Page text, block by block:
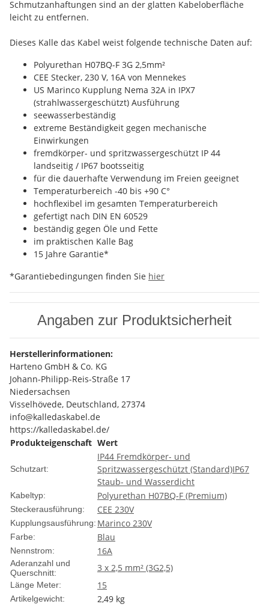
Schmutzanhaftungen sind an der glatten Kabeloberfläche
leicht zu entfernen.
Dieses Kalle das Kabel weist folgende technische Daten auf:
Polyurethan H07BQ-F 3G 2,5mm²
CEE Stecker, 230 V, 16A von Mennekes
US Marinco Kupplung Nema 32A in IPX7
(strahlwassergeschützt) Ausführung
seewasserbeständig
extreme Beständigkeit gegen mechanische
Einwirkungen
fremdkörper- und spritzwassergeschützt IP 44
landseitig / IP67 bootsseitig
für die dauerhafte Verwendung im Freien geeignet
Temperaturbereich -40 bis +90 C°
hochflexibel im gesamten Temperaturbereich
gefertigt nach DIN EN 60529
beständig gegen Öle und Fette
im praktischen Kalle Bag
15 Jahre Garantie*
*Garantiebedingungen finden Sie hier
Angaben zur Produktsicherheit
Herstellerinformationen:
Harteno GmbH & Co. KG
Johann-Philipp-Reis-Straße 17
Niedersachsen
Visselhövede, Deutschland, 27374
info@kalledaskabel.de
https://kalledaskabel.de/
Produkteigenschaft Wert
Schutzart:
IP44 Fremdkörper- und
Spritzwassergeschützt (Standard)IP67
Staub- und Wasserdicht
Kabeltyp: Polyurethan H07BQ-F (Premium)
Steckerausführung: CEE 230V
Kupplungsausführung: Marinco 230V
Farbe: Blau
Nennstrom: 16A
Aderanzahl und
Querschnitt:
3 x 2,5 mm² (3G2,5)
Länge Meter: 15
Artikelgewicht: 2,49 kg